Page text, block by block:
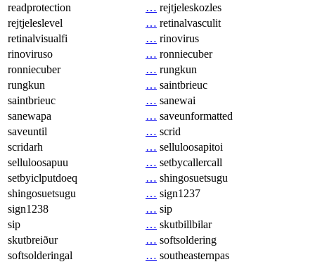
readprotection
… rejtjeleskozles
rejtjeleslevel
… retinalvasculit
retinalvisualfi
… rinovirus
rinoviruso
… ronniecuber
ronniecuber
… rungkun
rungkun
… saintbrieuc
saintbrieuc
… sanewai
sanewapa
… saveunformatted
saveuntil
… scrid
scridarh
… selluloosapitoi
selluloosapuu
… setbycallercall
setbyiclputdoeq
… shingosuetsugu
shingosuetsugu
… sign1237
sign1238
… sip
sip
… skutbillbilar
skutbreiður
… softsoldering
softsolderingal
… southeasternpas